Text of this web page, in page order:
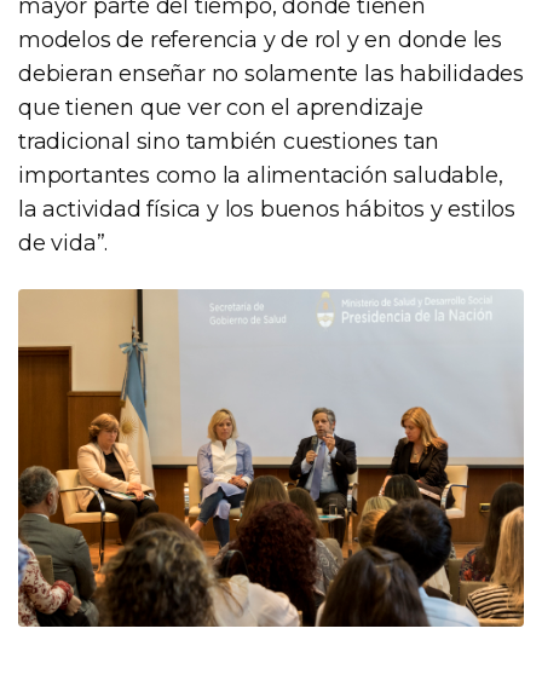
mayor parte del tiempo, donde tienen
modelos de referencia y de rol y en donde les
debieran enseñar no solamente las habilidades
que tienen que ver con el aprendizaje
tradicional sino también cuestiones tan
importantes como la alimentación saludable,
la actividad física y los buenos hábitos y estilos
de vida”.